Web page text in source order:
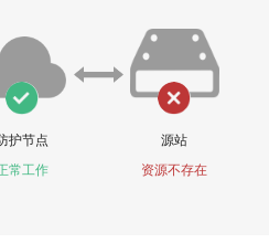
护节点
常工作
源站
资源不存在